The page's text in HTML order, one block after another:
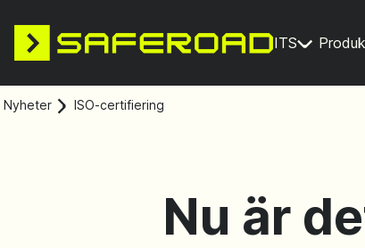
ITS
Nyheter ISO-certifiering
Nu är